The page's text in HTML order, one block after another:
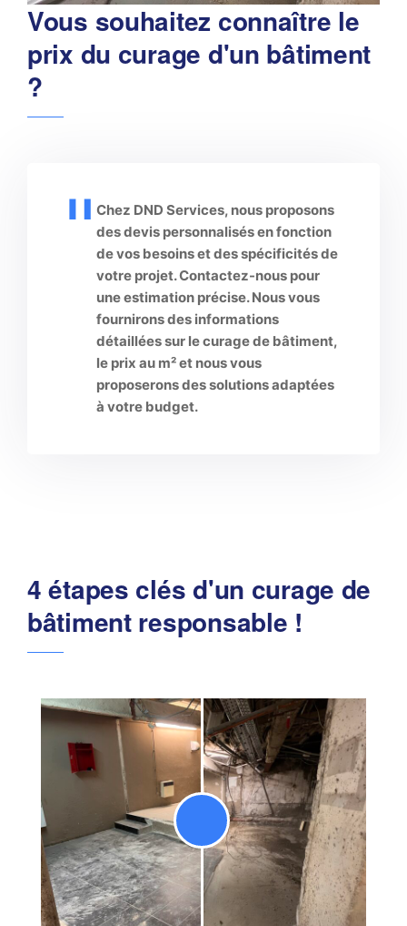
Vous souhaitez connaître le
prix du curage d'un bâtiment
?
Chez DND Services, nous proposons
des devis personnalisés en fonction
de vos besoins et des spécificités de
votre projet. Contactez-nous pour
une estimation précise. Nous vous
fournirons des informations
détaillées sur le curage de bâtiment,
le prix au m² et nous vous
proposerons des solutions adaptées
à votre budget.
4 étapes clés d'un curage de
bâtiment responsable !